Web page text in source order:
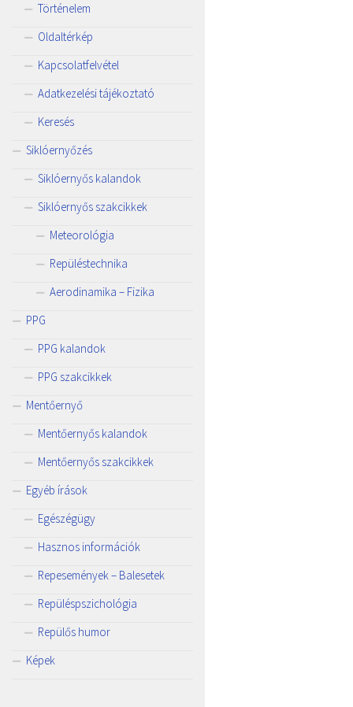
Történelem
Oldaltérkép
Kapcsolatfelvétel
Adatkezelési tájékoztató
Keresés
Siklóernyőzés
Siklóernyős kalandok
Siklóernyős szakcikkek
Meteorológia
Repüléstechnika
Aerodinamika – Fizika
PPG
PPG kalandok
PPG szakcikkek
Mentőernyő
Mentőernyős kalandok
Mentőernyős szakcikkek
Egyéb írások
Egészégügy
Hasznos információk
Repesemények – Balesetek
Repüléspszichológia
Repülős humor
Képek